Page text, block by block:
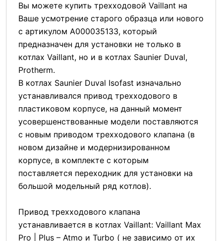
Вы можете купить трехходовой Vaillant на
Ваше усмотрение старого образца или нового
с артикулом А000035133, который
предназначен для установки не только в
котлах Vaillant, но и в котлах Saunier Duval,
Protherm.
В котлах Saunier Duval Isofast изначально
устанавливался привод трехходового в
пластиковом корпусе, на данный момент
усовершенствованные модели поставляются
с новым приводом трехходового клапана (в
новом дизайне и модернизированном
корпусе, в комплекте с которым
поставляется переходник для установки на
большой модельный ряд котлов).
Привод трехходового клапана
устанавливается в котлах Vaillant: Vaillant Max
Pro | Plus – Atmo и Turbo ( не зависимо от их